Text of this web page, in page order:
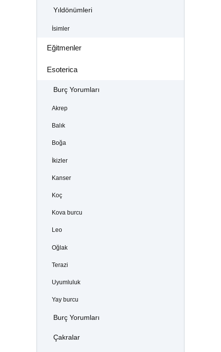
Yıldönümleri
İsimler
Eğitmenler
Esoterica
Burç Yorumları
Akrep
Balık
Boğa
İkizler
Kanser
Koç
Kova burcu
Leo
Oğlak
Terazi
Uyumluluk
Yay burcu
Burç Yorumları
Çakralar